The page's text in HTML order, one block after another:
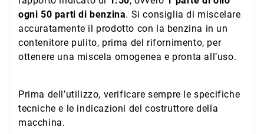
ogni 50 parti di benzina. Si consiglia di miscelare
accuratamente il prodotto con la benzina in un
contenitore pulito, prima del rifornimento, per
ottenere una miscela omogenea e pronta all’uso.
Prima dell’utilizzo, verificare sempre le specifiche
tecniche e le indicazioni del costruttore della
macchina.